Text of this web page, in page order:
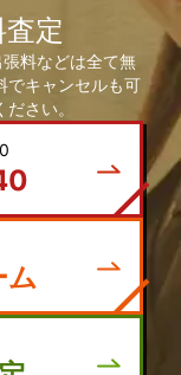
定
料などは全て無
でキャンセルも可
さい。
ム